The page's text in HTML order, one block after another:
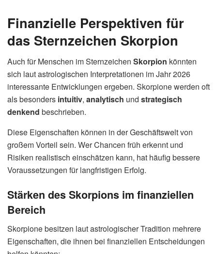
Finanzielle Perspektiven für
das Sternzeichen Skorpion
Auch für Menschen im Sternzeichen Skorpion könnten
sich laut astrologischen Interpretationen im Jahr 2026
interessante Entwicklungen ergeben. Skorpione werden oft
als besonders intuitiv, analytisch und strategisch
denkend beschrieben.
Diese Eigenschaften können in der Geschäftswelt von
großem Vorteil sein. Wer Chancen früh erkennt und
Risiken realistisch einschätzen kann, hat häufig bessere
Voraussetzungen für langfristigen Erfolg.
Stärken des Skorpions im finanziellen
Bereich
Skorpione besitzen laut astrologischer Tradition mehrere
Eigenschaften, die ihnen bei finanziellen Entscheidungen